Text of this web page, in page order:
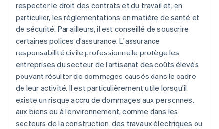
respecter le droit des contrats et du travail et, en
particulier, les réglementations en matière de santé et
de sécurité. Par ailleurs, il est conseillé de souscrire
certaines polices d’assurance. L'assurance
responsabilité civile professionnelle protège les
entreprises du secteur de l’artisanat des coûts élevés
pouvant résulter de dommages causés dans le cadre
de leur activité. Il est particulièrement utile lorsqu’il
existe un risque accru de dommages aux personnes,
aux biens ou à l’environnement, comme dans les
secteurs de la construction, des travaux électriques ou